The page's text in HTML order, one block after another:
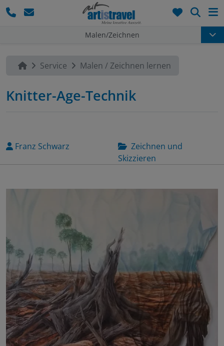
Malen/Zeichnen
Service Malen / Zeichnen lernen
Knitter-Age-Technik
Franz Schwarz
Zeichnen und
Skizzieren